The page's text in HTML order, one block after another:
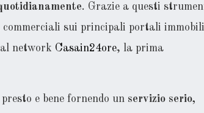
. Grazie a questi
commerciali sui principali portali
network Casain24ore, la prima
e bene fornendo un servizio serio,